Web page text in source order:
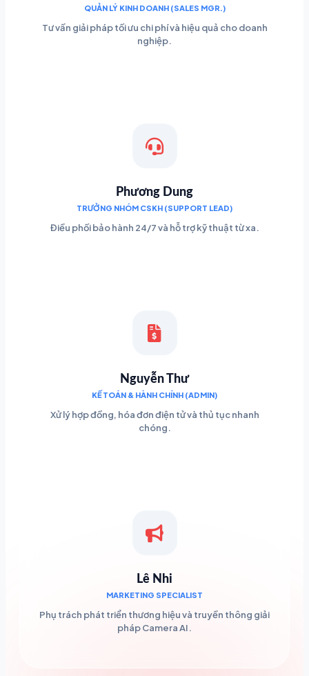
QUẢN LÝ KINH DOANH (SALES MGR.)
Tư vấn giải pháp tối ưu chi phí và hiệu quả cho doanh
nghiệp.
Phương Dung
TRƯỞNG NHÓM CSKH (SUPPORT LEAD)
Điều phối bảo hành 24/7 và hỗ trợ kỹ thuật từ xa.
Nguyễn Thư
KẾ TOÁN & HÀNH CHÍNH (ADMIN)
Xử lý hợp đồng, hóa đơn điện tử và thủ tục nhanh
chóng.
Lê Nhi
MARKETING SPECIALIST
Phụ trách phát triển thương hiệu và truyền thông giải
pháp Camera AI.